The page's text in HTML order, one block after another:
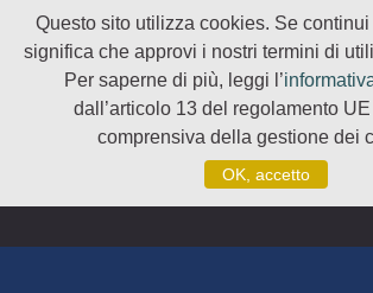
Questo sito utilizza cookies. Se
significa che approvi i nostri termini di
Per saperne di più, leggi l’
dall’articolo 13 del regolamento
comprensiva della gestione dei
OK, accetto